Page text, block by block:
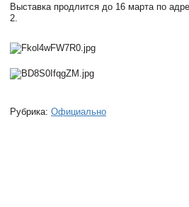
Выставка продлится до 16 марта по
2.
Рубрика: Официально